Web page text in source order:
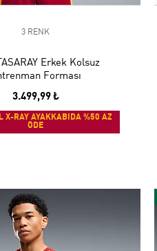
3 RENK
Erkek Kolsuz
Forması
3.499,99 ₺
X-RAY AYAKKABIDA %50 AZ
ÖDE